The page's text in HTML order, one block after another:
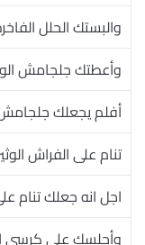
والبستك الحلل
وأعطتك جلجامش
أفلم يجعلك
تنام على الفراش
اجل انه جعلك تنام
وأجلسك على كرسي